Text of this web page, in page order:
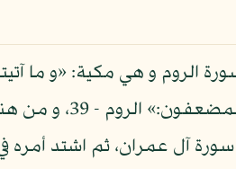
الروم و هي مكية: «و ما
يربوا عند الله و ما
آل عمران، ثم اشتد أمره في